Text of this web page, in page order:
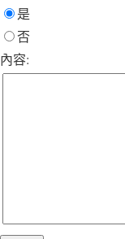
是
否
內容: